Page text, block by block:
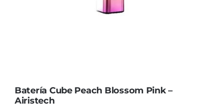
Batería Cube Peach Blossom Pink –
Airistech